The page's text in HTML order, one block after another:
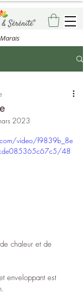
2023
5.
video/f9839b_8e
48
chaleur et de
enveloppant est